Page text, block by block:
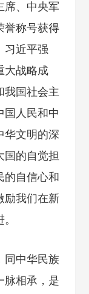
席、中央军
誉称号获得
习近平强
大战略成
我国社会主
国人民和中
华文明的深
国的自觉担
的自信心和
励我们在新
同中华民族
脉相承，是